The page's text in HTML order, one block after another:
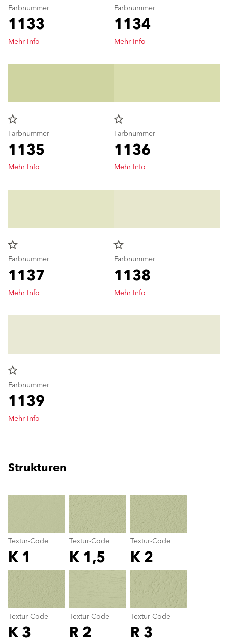
Farbnummer
1133
Mehr Info
Farbnummer
1134
Mehr Info
star_border
Farbnummer
1135
Mehr Info
star_border
Farbnummer
1136
Mehr Info
star_border
Farbnummer
1137
Mehr Info
star_border
Farbnummer
1138
Mehr Info
star_border
Farbnummer
1139
Mehr Info
Strukturen
Textur-Code
K 1
Textur-Code
K 1,5
Textur-Code
K 2
Textur-Code
K 3
Textur-Code
R 2
Textur-Code
R 3
Textur-Code
color_name